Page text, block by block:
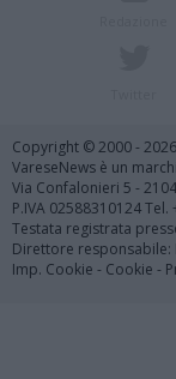
Copyright © 2000 -
VareseNews è un
Via Confalonieri 5 -
P.IVA 02588310124
Testata registrata
Direttore responsabile:
Imp. Cookie - Cookie -